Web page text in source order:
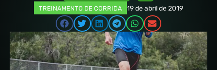
TREINAMENTO DE CORRIDA 19 de abril de 2019